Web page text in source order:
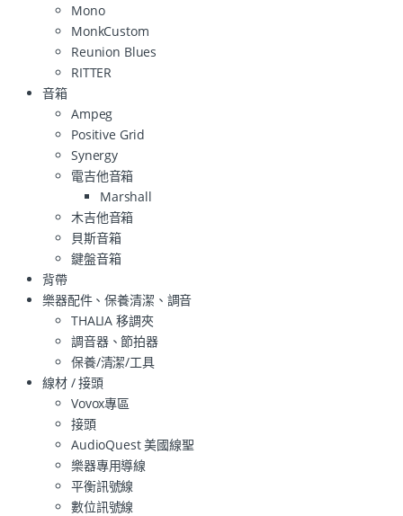
Mono
MonkCustom
Reunion Blues
RITTER
音箱
Ampeg
Positive Grid
Synergy
電吉他音箱
Marshall
木吉他音箱
貝斯音箱
鍵盤音箱
背帶
樂器配件、保養清潔、調音
THALIA 移調夾
調音器、節拍器
保養/清潔/工具
線材 / 接頭
Vovox專區
接頭
AudioQuest 美國線聖
樂器專用導線
平衡訊號線
數位訊號線